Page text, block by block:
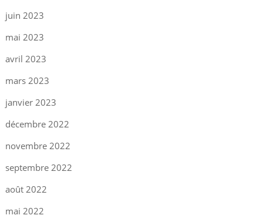
juin 2023
mai 2023
avril 2023
mars 2023
janvier 2023
décembre 2022
novembre 2022
septembre 2022
août 2022
mai 2022